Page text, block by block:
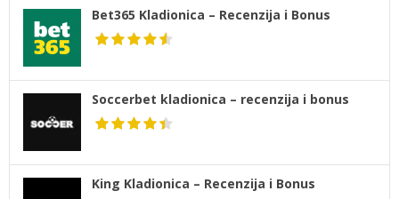
Bet365 Kladionica – Recenzija i Bonus
Soccerbet kladionica – recenzija i bonus
King Kladionica – Recenzija i Bonus